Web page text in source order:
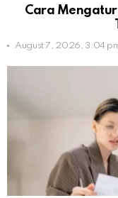
Cara
August 7, 2026, 3:04